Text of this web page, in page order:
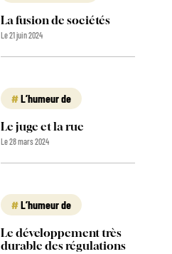
La fusion de sociétés
Le 21 juin 2024
L’humeur de
Le juge et la rue
Le 28 mars 2024
L’humeur de
Le développement très
durable des régulations